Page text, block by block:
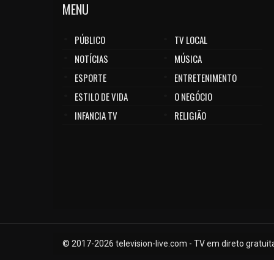
Hong Kong
Iémen
Ilhas Cayman
Ilhas de Aland
Ilhas Falkland
ilhas Faroe
Islândia
MENU
PÚBLICO
TV LOCAL
NOTÍCIAS
MÚSICA
ESPORTE
ENTRETENIMENTO
ESTILO DE VIDA
O NEGÓCIO
INFANCIA TV
RELIGIÃO
© 2017-2026 television-live.com - TV em direto